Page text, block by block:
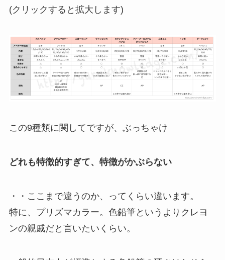
(クリックすると拡大します)
この9種類に関してですが、ぶっちゃけ
どれも特徴的すぎて、特徴がかぶらない
・・ここまで違うのか、ってくらい違います。
特に、プリズマカラー。色鉛筆というよりクレヨ
ンの親戚だと言いたいくらい。